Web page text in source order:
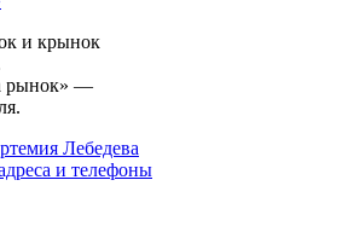
и крынок
рынок» —
Лебедева
и телефоны